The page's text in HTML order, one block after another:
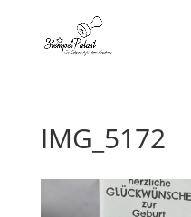
IMG_5172